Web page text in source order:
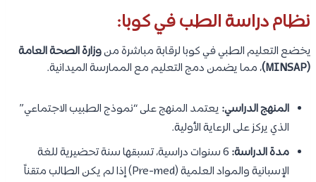
نظام دراسة الطب في كوبا:
يخضع التعليم الطبي في كوبا لرقابة مباشرة منوزارة الصحة العامة
(MINSAP)
، مما يضمن دمج التعليم مع الممارسة الميدانية.
المنهج الدراسي: يعتمد المنهج على “نموذج الطبيب الاجتماعي”
الذي يركز على الرعاية الأولية.
مدة الدراسة:
6 سنوات دراسية، تسبقها سنة تحضيرية للغة
الإسبانية والمواد العلمية (Pre-med) إذا لم يكن الطالب متقناً